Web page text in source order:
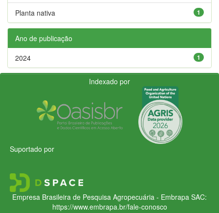
1
Planta nativa
Ano de publicação
1
2024
Indexado por
Suportado por
Empresa Brasileira de Pesquisa Agropecuária - Embrapa SAC:
https://www.embrapa.br/fale-conosco